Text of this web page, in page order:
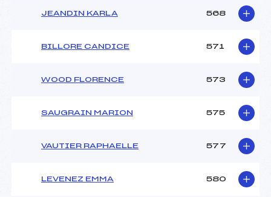
JEANDIN KARLA 568
BILLORE CANDICE 571
WOOD FLORENCE 573
SAUGRAIN MARION 575
VAUTIER RAPHAELLE 577
LEVENEZ EMMA 580